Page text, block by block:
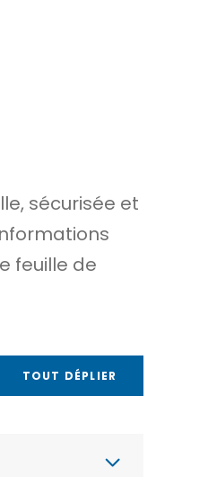
sécurisée et
feuille de
TOUT DÉPLIER